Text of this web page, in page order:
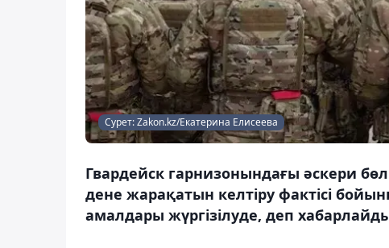
Сурет: Zakon.kz/Екатерина Елисеева
Гвардейск гарнизонындағы әскери
дене жарақатын келтіру фактісі
амалдары жүргізілуде, деп